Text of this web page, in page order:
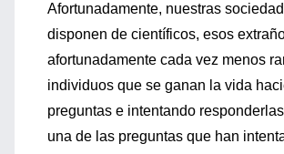
Afortunadamente, nuestras
disponen de científicos, esos
afortunadamente cada vez menos
individuos que se ganan la vida
preguntas e intentando
una de las preguntas que han